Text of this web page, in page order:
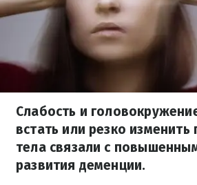
Слабость и
встать или резко
тела связали с
развития деменции.